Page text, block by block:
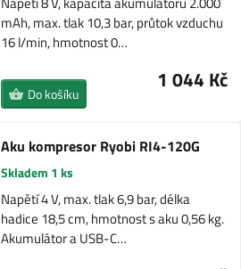
mAh, max. tlak 10,3 bar, průtok vzduchu
16 l/min, hmotnost 0…
1 044 Kč
Do košíku
Aku kompresor Ryobi RI4-120G
Skladem 1 ks
Napětí 4 V, max. tlak 6,9 bar, délka
hadice 18,5 cm, hmotnost s aku 0,56 kg.
Akumulátor a USB-C…